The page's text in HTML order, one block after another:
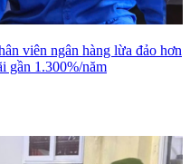
viên ngân hàng lừa đảo hơn
gần 1.300%/năm